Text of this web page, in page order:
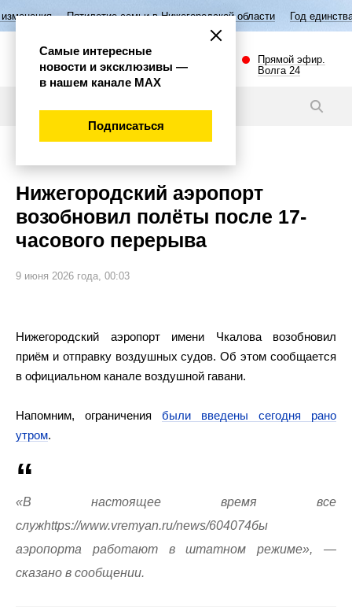
семьи в Нижегородской области Год единства народов России
Прямой эфир.
Волга 24
Нижегородский аэропорт
возобновил полёты после 17-
часового перерыва
9 июня 2026 года, 00:03
Нижегородский аэропорт имени Чкалова возобновил
приём и отправку воздушных судов. Об этом сообщается
в официальном канале воздушной гавани.
Напомним, ограничения были введены сегодня рано
утром.
«В настоящее время все
служhttps://www.vremyan.ru/news/604074бы
аэропорта работают в штатном режиме», —
сказано в сообщении.
Самые интересные
новости и эксклюзивы —
в нашем канале МАХ
Подписаться